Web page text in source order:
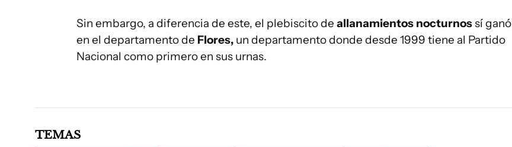
Sin embargo, a diferencia de este, el plebiscito de allanamientos nocturnossí ganó
en el departamento de Flores, un departamento donde desde 1999 tiene al Partido
Nacional como primero en sus urnas.
TEMAS